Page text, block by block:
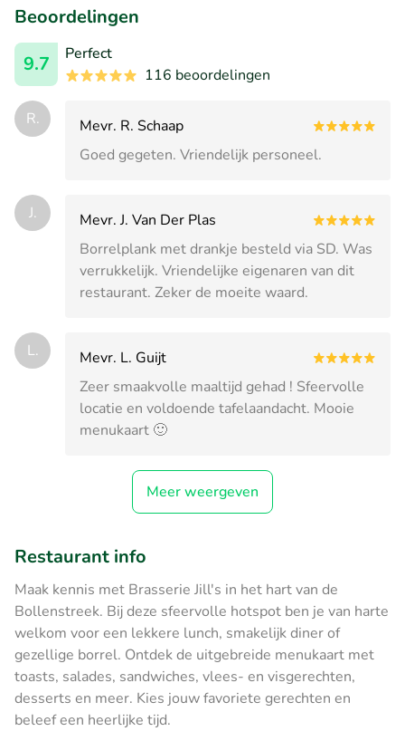
Beoordelingen
9.7
Perfect
116 beoordelingen
R.
Mevr. R. Schaap
Goed gegeten. Vriendelijk personeel.
J.
Mevr. J. Van Der Plas
Borrelplank met drankje besteld via SD. Was
verrukkelijk. Vriendelijke eigenaren van dit
restaurant. Zeker de moeite waard.
L.
Mevr. L. Guijt
Zeer smaakvolle maaltijd gehad ! Sfeervolle
locatie en voldoende tafelaandacht. Mooie
menukaart 🙂
Meer weergeven
Restaurant info
Maak kennis met Brasserie Jill's in het hart van de
Bollenstreek. Bij deze sfeervolle hotspot ben je van harte
welkom voor een lekkere lunch, smakelijk diner of
gezellige borrel. Ontdek de uitgebreide menukaart met
toasts, salades, sandwiches, vlees- en visgerechten,
desserts en meer. Kies jouw favoriete gerechten en
beleef een heerlijke tijd.